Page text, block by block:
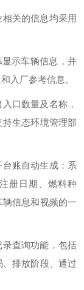
关的信息均采用
显示车辆信息，并
入厂参考信息。
口数量及名称，
生态环境管理部
台账自动生成：系
册日期、燃料种
信息和视频的一
查询功能，包括
排放阶段、通过